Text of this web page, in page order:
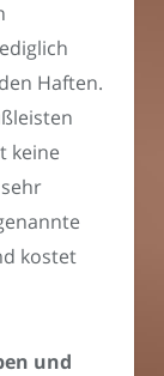
Haften.
keine
kostet
und